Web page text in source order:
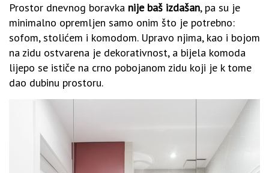
Prostor dnevnog boravka nije baš izdašan, pa su je
minimalno opremljen samo onim što je potrebno:
sofom, stolićem i komodom. Upravo njima, kao i bojom
na zidu ostvarena je dekorativnost, a bijela komoda
lijepo se ističe na crno pobojanom zidu koji je k tome
dao dubinu prostoru.